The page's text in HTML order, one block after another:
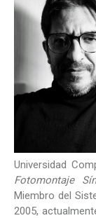
Universidad
Fotomontaje
Miembro del
2005,